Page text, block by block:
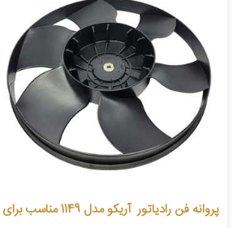
پروانه فن رادیاتور آریکو مدل 1149 مناسب برای